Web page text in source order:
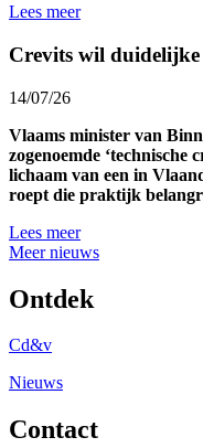
Lees meer
Crevits wil duidelijke
14/07/26
Vlaams minister van
zogenoemde
lichaam van een in
roept die praktijk
Lees meer
Meer nieuws
Ontdek
Cd&v
Nieuws
Contact